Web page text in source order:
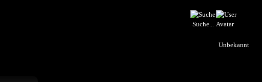
Suche...
Unbekannt